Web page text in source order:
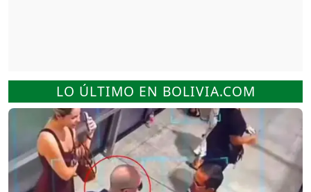
LO ÚLTIMO EN BOLIVIA.COM